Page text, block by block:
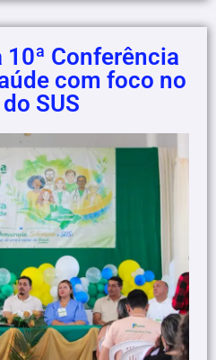
Conferência
com foco no
SUS